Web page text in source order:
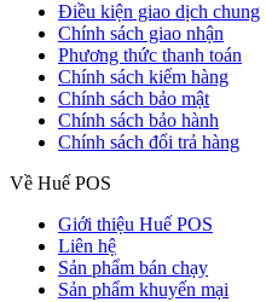
Điều kiện giao dịch chung
Chính sách giao nhận
Phương thức thanh toán
Chính sách kiểm hàng
Chính sách bảo mật
Chính sách bảo hành
Chính sách đổi trả hàng
Về Huế POS
Giới thiệu Huế POS
Liên hệ
Sản phẩm bán chạy
Sản phẩm khuyến mại